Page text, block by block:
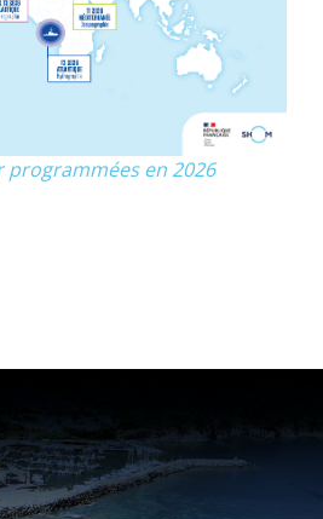
programmées en 2026